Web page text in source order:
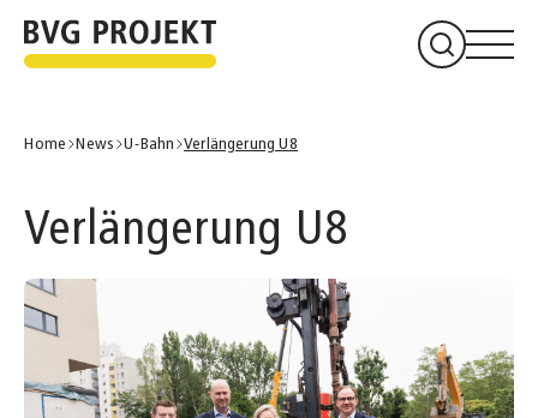
Home News U-Bahn Verlängerung U8
Verlängerung U8